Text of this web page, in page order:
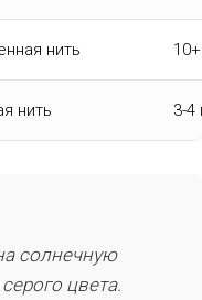
нить
нить 3-4
солнечную
цвета.